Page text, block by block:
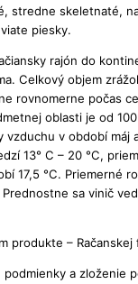
stredne skeletnaté,
piesky.
rajón do
Celkový objem
rovnomerne počas
oblasti je od
vzduchu v období máj
13° C – 20 °C,
17,5 °C. Priemerné
sa vinič
produkte – Račanskej
podmienky a zloženie